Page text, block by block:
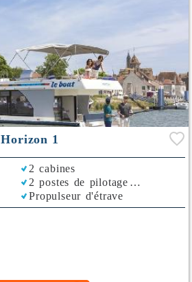
Horizon 1
2 cabines
2 postes de pilotage
Propulseur d'étrave
Rafraichisseur d'Air